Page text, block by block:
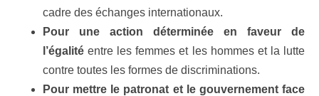
cadre des échanges internationaux.
Pour une action déterminée en faveur de
l’égalité entre les femmes et les hommes et la lutte
contre toutes les formes de discriminations.
Pour mettre le patronat et le gouvernement face